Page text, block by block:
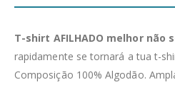
T-shirt AFILHADO melhor não
rapidamente se tornará a tua t-
Composição 100% Algodão.